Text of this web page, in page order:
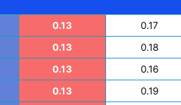
0.13 0.17
0.13 0.18
0.13 0.16
0.13 0.19